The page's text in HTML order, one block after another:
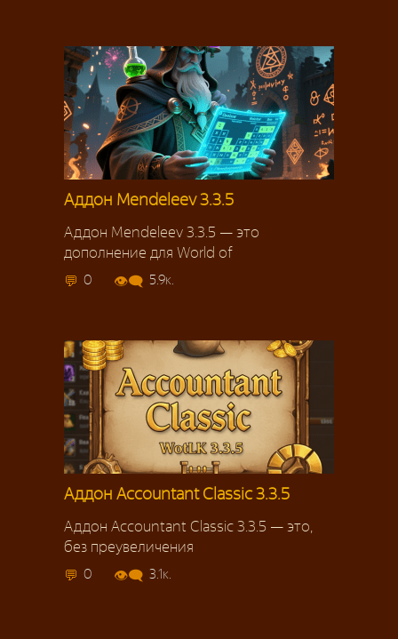
Аддон Mendeleev 3.3.5
Аддон Mendeleev 3.3.5 — это
дополнение для World of
0 5.9к.
Аддон Accountant Classic 3.3.5
Аддон Accountant Classic 3.3.5 — это,
без преувеличения
0 3.1к.